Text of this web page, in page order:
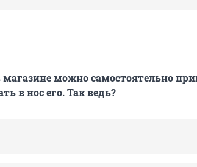
магазине можно самостоятельно
в нос его. Так ведь?